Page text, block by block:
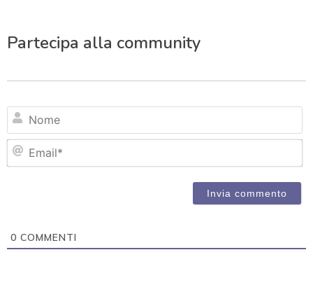
Partecipa alla community
0 COMMENTI